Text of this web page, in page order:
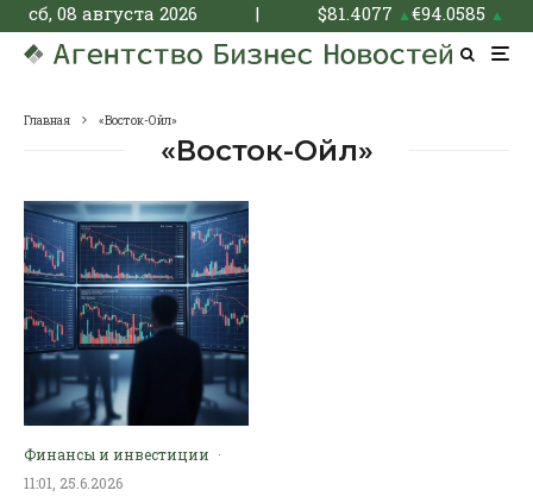
сб, 08 августа 2026 | $81.4077 ▲€94.0585 ▲
Главная «Восток-Ойл»
«Восток-Ойл»
Финансы и инвестиции ·
11:01, 25.6.2026